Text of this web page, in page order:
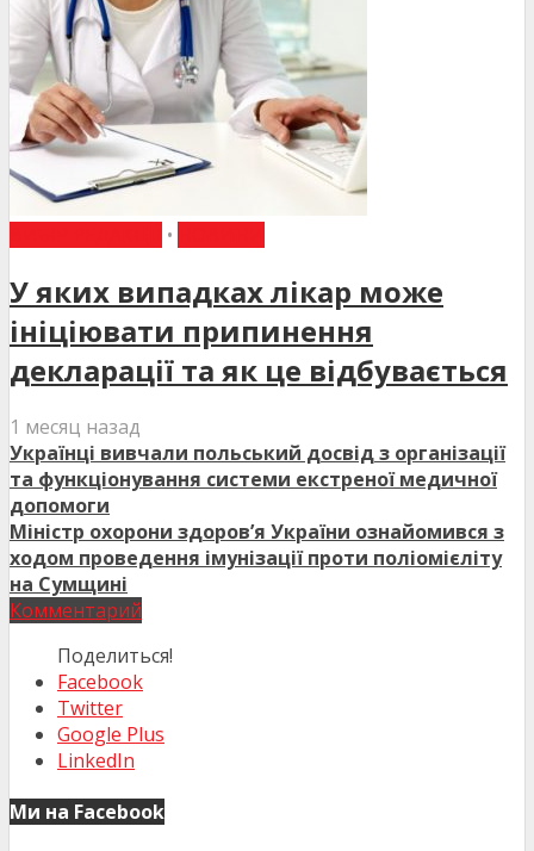
•
У яких випадках лікар може
ініціювати припинення
декларації та як це відбувається
1 месяц назад
Українці вивчали польський досвід з організації
та функціонування системи екстреної медичної
допомоги
Міністр охорони здоров’я України ознайомився з
ходом проведення імунізації проти поліомієліту
на Сумщині
Комментарий
Поделиться!
Facebook
Twitter
Google Plus
LinkedIn
Ми на Facebook